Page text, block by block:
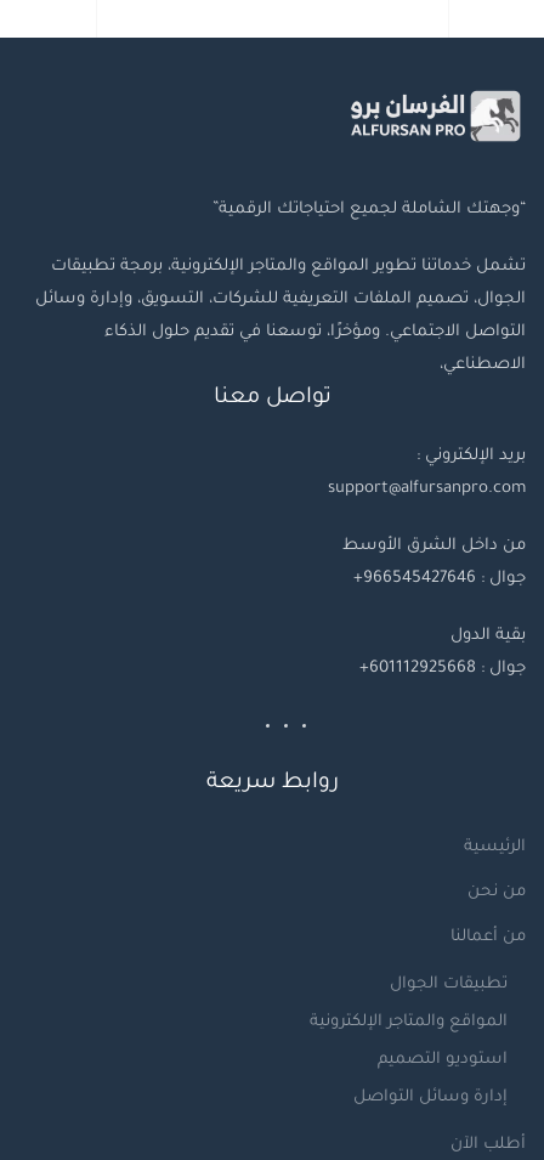
“وجهتك الشاملة لجميع احتياجاتك الرقمية”
تشمل خدماتنا تطوير المواقع والمتاجر الإلكترونية، برمجة تطبيقات
الجوال، تصميم الملفات التعريفية للشركات، التسويق، وإدارة وسائل
التواصل الاجتماعي. ومؤخرًا، توسعنا في تقديم حلول الذكاء
الاصطناعي،
تواصل معنا
بريد الإلكتروني :
support@alfursanpro.com
من داخل الشرق الأوسط
جوال : 966545427646+
بقية الدول
جوال : 601112925668+
روابط سريعة
الرئيسية
من نحن
من أعمالنا
تطبيقات الجوال
المواقع والمتاجر الإلكترونية
استوديو التصميم
إدارة وسائل التواصل
أطلب الآن